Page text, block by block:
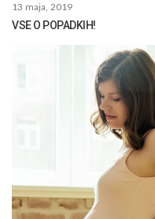
13 maja, 2019
VSE O POPADKIH!